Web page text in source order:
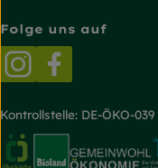
Folge uns auf
Externer
Kontrollstelle: DE-ÖKO-039
Externer Link
Externer